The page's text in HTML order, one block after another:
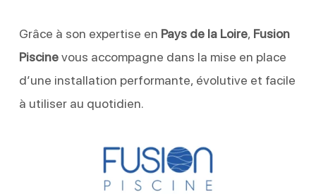
Grâce à son expertise en Pays de la Loire, Fusion
Piscinevous accompagne dans la mise en place
d’une installation performante, évolutive et facile
à utiliser au quotidien.